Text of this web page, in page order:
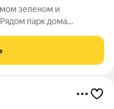
зеленом и
парк дома
В доме сделан